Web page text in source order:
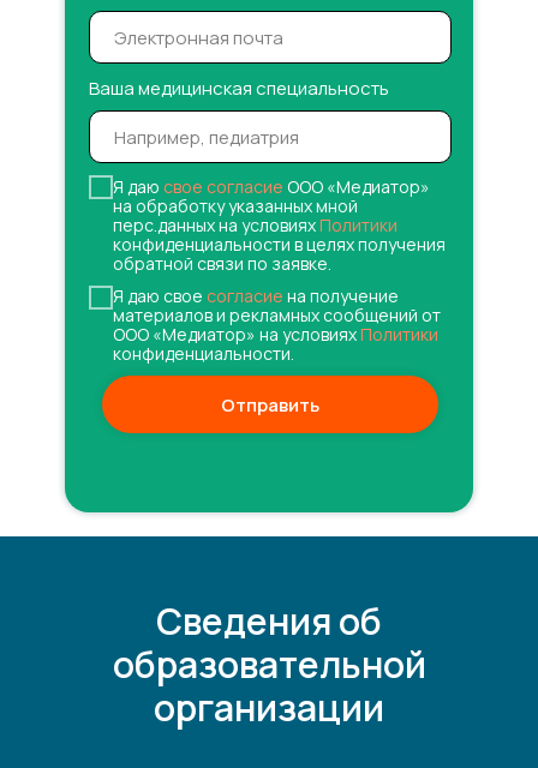
Ваша медицинская специальность
Я даю свое согласие ООО «Медиатор»
на обработку указанных мной
перс.данных на условияхПолитики
конфиденциальности в целях получения
обратной связи по заявке.
Я даю свое согласие на получение
материалов и рекламных сообщений от
ООО «Медиатор» на условияхПолитики
конфиденциальности.
Отправить
Сведения об
образовательной
организации